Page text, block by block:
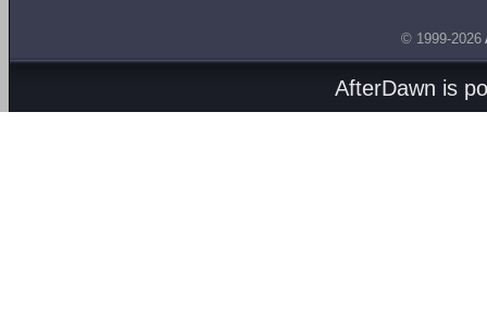
© 1999-2026
AfterDawn is